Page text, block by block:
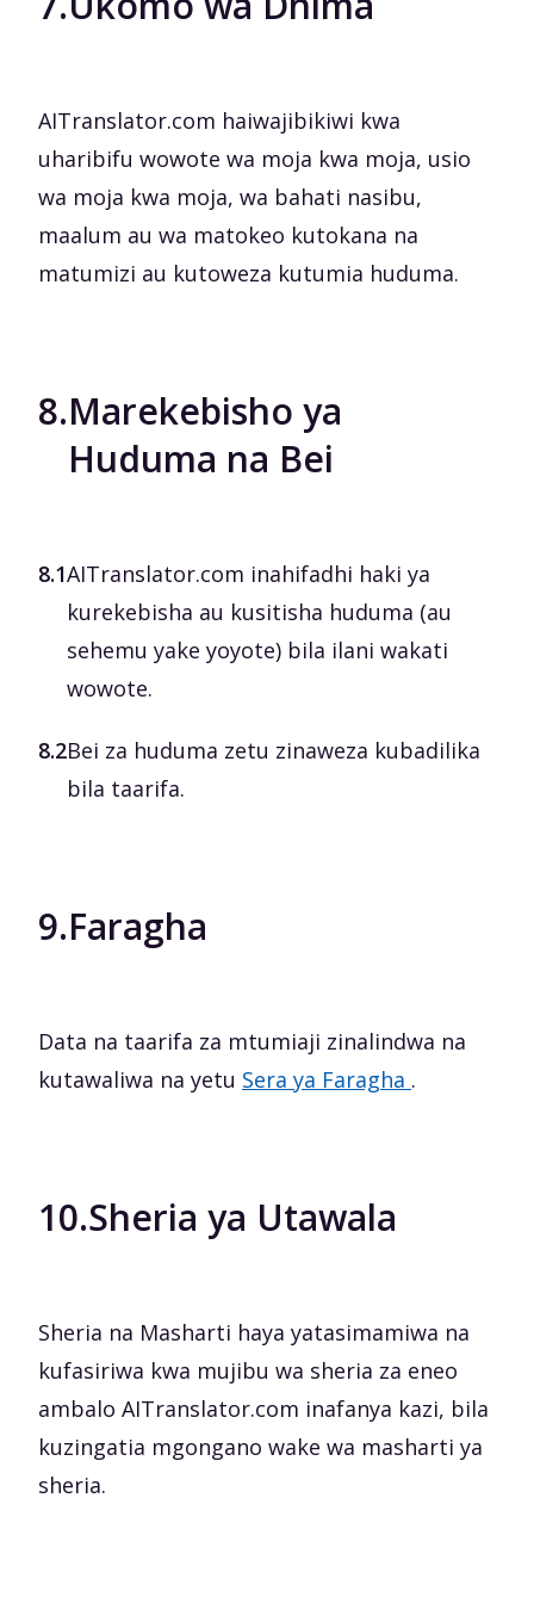
AITranslator.com haiwajibikiwi kwa
uharibifu wowote wa moja kwa moja, usio
wa moja kwa moja, wa bahati nasibu,
maalum au wa matokeo kutokana na
matumizi au kutoweza kutumia huduma.
8.Marekebisho ya
Huduma na Bei
8.1AITranslator.com inahifadhi haki ya
kurekebisha au kusitisha huduma (au
sehemu yake yoyote) bila ilani wakati
wowote.
8.2Bei za huduma zetu zinaweza kubadilika
bila taarifa.
9.Faragha
Data na taarifa za mtumiaji zinalindwa na
kutawaliwa na yetu Sera ya Faragha .
10.Sheria ya Utawala
Sheria na Masharti haya yatasimamiwa na
kufasiriwa kwa mujibu wa sheria za eneo
ambalo AITranslator.com inafanya kazi, bila
kuzingatia mgongano wake wa masharti ya
sheria.